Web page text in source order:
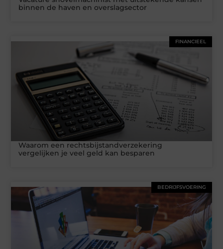
binnen de haven en overslagsector
FINANCIEEL
Waarom een rechtsbijstandverzekering
vergelijken je veel geld kan besparen
BEDRIJFSVOERING